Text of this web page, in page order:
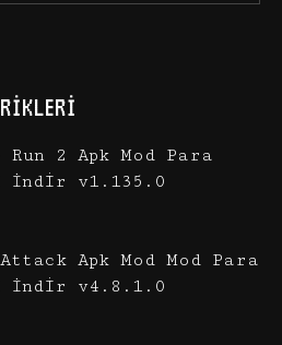
Run 2 Apk Mod Para
İndir v1.135.0
Attack Apk Mod Mod Para
İndir v4.8.1.0